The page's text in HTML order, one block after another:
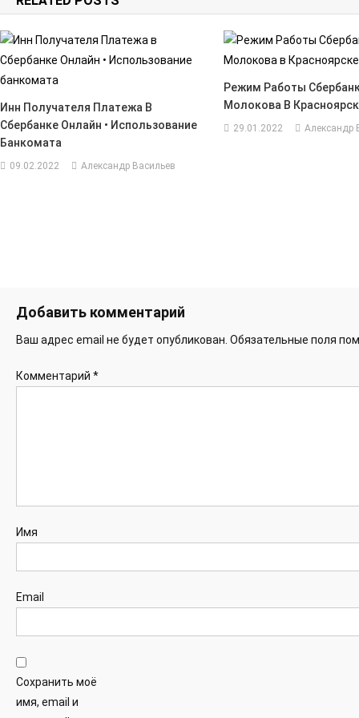
записям
Инн Получателя Платежа В
Сбербанке Онлайн • Использование
Банкомата
09.02.2022 Александр Васильев
Режим Работы
Молокова В
29.01.2022 Александр
Добавить комментарий
Ваш адрес email не будет опубликован. Обязательные поля
Комментарий *
Имя
Email
Сохранить моё
имя, email и